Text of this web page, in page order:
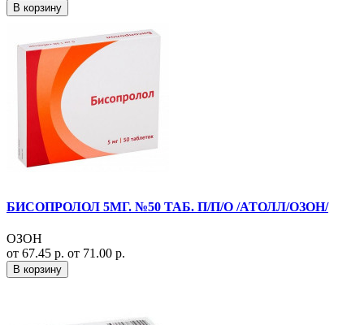
В корзину
БИСОПРОЛОЛ 5МГ. №50 ТАБ. П/П/О /АТОЛЛ/ОЗОН/
ОЗОН
от 67.45 р. от 71.00 р.
В корзину